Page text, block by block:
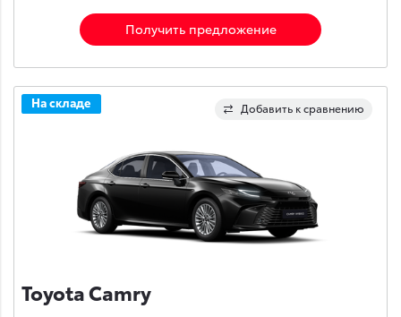
Получить предложение
Добавить к сравнению
На складе
Toyota Camry